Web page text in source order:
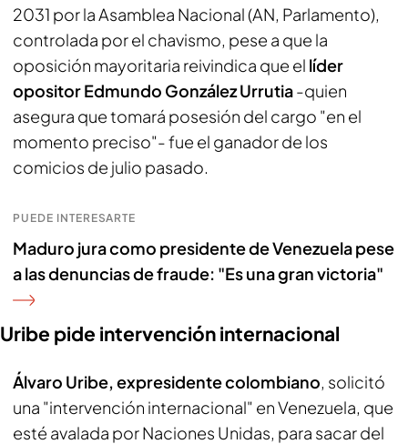
2031 por la Asamblea Nacional (AN, Parlamento),
controlada por el chavismo, pese a que la
oposición mayoritaria reivindica que el líder
opositor Edmundo González Urrutia-quien
asegura que tomará posesión del cargo "en el
momento preciso"- fue el ganador de los
comicios de julio pasado.
PUEDE INTERESARTE
Maduro jura como presidente de Venezuela pese
a las denuncias de fraude: "Es una gran victoria"
Uribe pide intervención internacional
Álvaro Uribe, expresidente colombiano, solicitó
una "intervención internacional" en Venezuela, que
esté avalada por Naciones Unidas, para sacar del